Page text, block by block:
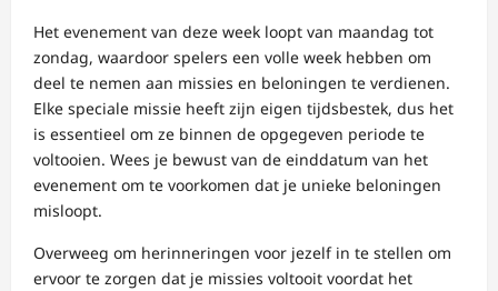
Het evenement van deze week loopt van maandag tot
zondag, waardoor spelers een volle week hebben om
deel te nemen aan missies en beloningen te verdienen.
Elke speciale missie heeft zijn eigen tijdsbestek, dus het
is essentieel om ze binnen de opgegeven periode te
voltooien. Wees je bewust van de einddatum van het
evenement om te voorkomen dat je unieke beloningen
misloopt.
Overweeg om herinneringen voor jezelf in te stellen om
ervoor te zorgen dat je missies voltooit voordat het